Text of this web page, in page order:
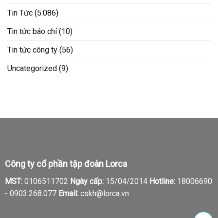
Tin Tức (5.086)
Tin tức báo chí(10)
Tin tức công ty (56)
Uncategorized (9)
Công ty cổ phần tập đoàn Lorca
MST:0106511702 Ngày cấp:15/04/2014 Hotline:18006690
- 0903.268.077 Email:cskh@lorca.vn